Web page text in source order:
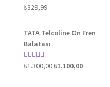
5 üzerinden
₺329,99
TATA Telcoline Ön Fren
Balatası
5 üzerinden
₺1.300,00Orijinal
₺1.100,00Şu